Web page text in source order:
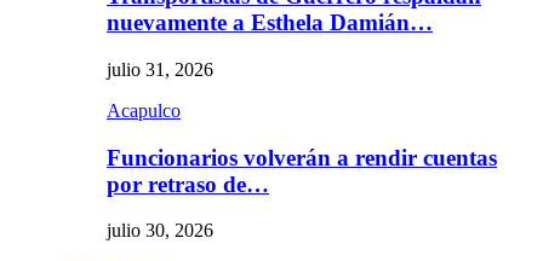
nuevamente a Esthela Damián…
julio 31, 2026
Acapulco
Funcionarios volverán a rendir cuentas
por retraso de…
julio 30, 2026